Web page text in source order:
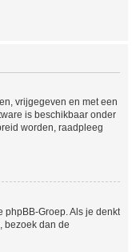
vrijgegeven en met een
is beschikbaar onder
worden, raadpleeg
phpBB-Groep. Als je denkt
bezoek dan de